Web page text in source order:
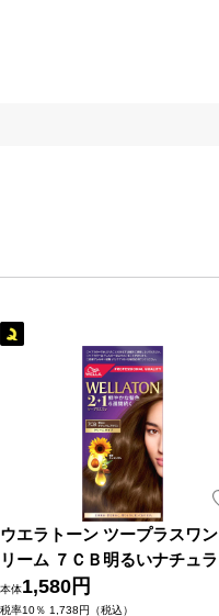
ウエラトーン ツープラスワン
リーム ７ＣＢ明るいナチュラ
ブラウン ６０ｇ＋６０ｍｌ Ｗ
ｌｌａ ＡＧ (医薬部外品)
本体1,580円
税率10％ 1,738円（税込）